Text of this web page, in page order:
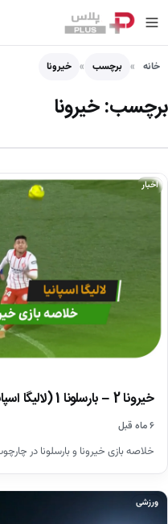
خانه برچسب خیرونا
برچسب:خیرونا
اخبار
خیرونا 2 – بارسلونا 1 (لالیگا اسپانیا)
۶ ماه قبل
خلاصه بازی خیرونا و بارسلونا در چارچوب هفته 24 رقابت‌های لالیگا
ورزشی